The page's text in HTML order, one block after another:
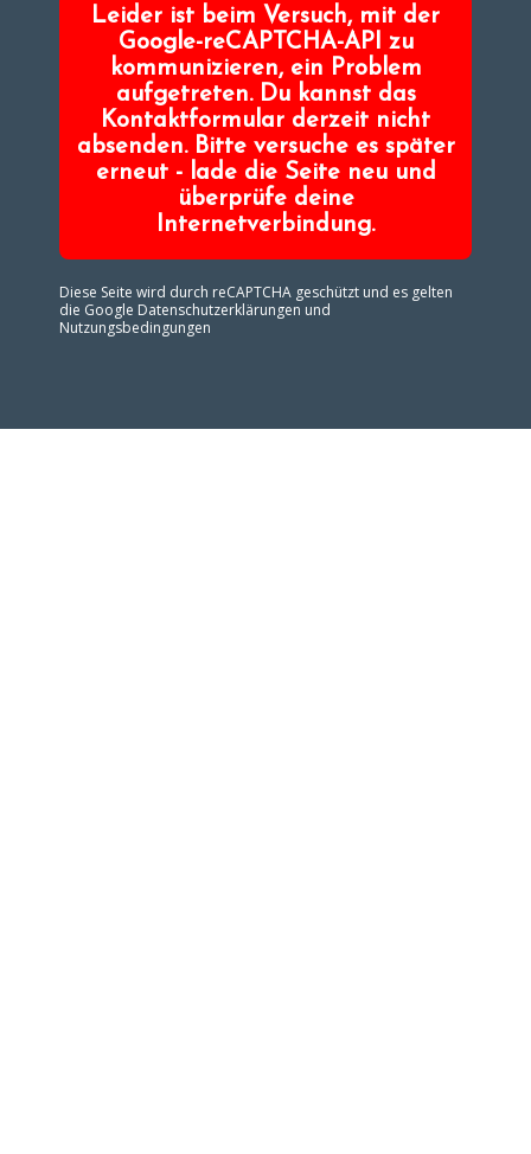
Leider ist beim Versuch, mit der
Google-reCAPTCHA-API zu
kommunizieren, ein Problem
aufgetreten. Du kannst das
Kontaktformular derzeit nicht
absenden. Bitte versuche es später
erneut - lade die Seite neu und
überprüfe deine
Internetverbindung.
Diese Seite wird durch reCAPTCHA geschützt und es gelten
die Google Datenschutzerklärungen und
Nutzungsbedingungen